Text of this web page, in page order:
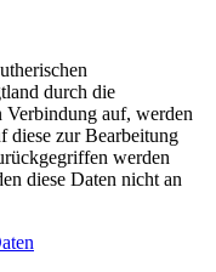
durch die
auf, werden
diese zur Bearbeitung
werden
diese Daten nicht an